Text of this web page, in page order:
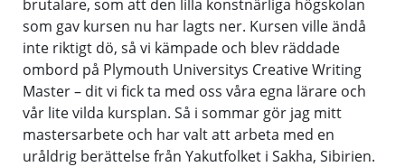
brutalare, som att den lilla konstnärliga högskolan
som gav kursen nu har lagts ner. Kursen ville ändå
inte riktigt dö, så vi kämpade och blev räddade
ombord på Plymouth Universitys Creative Writing
Master – dit vi fick ta med oss våra egna lärare och
vår lite vilda kursplan. Så i sommar gör jag mitt
mastersarbete och har valt att arbeta med en
uråldrig berättelse från Yakutfolket i Sakha, Sibirien.